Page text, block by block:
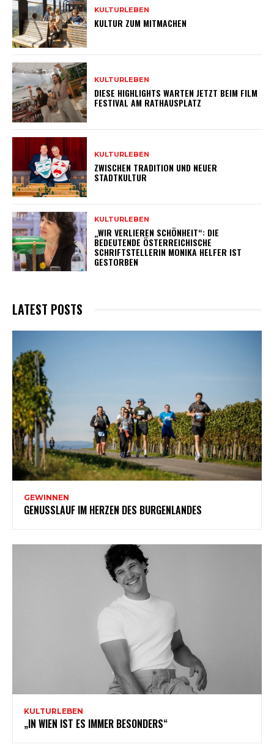
KULTURLEBEN
KULTUR ZUM MITMACHEN
KULTURLEBEN
DIESE HIGHLIGHTS WARTEN JETZT BEIM FILM
FESTIVAL AM RATHAUSPLATZ
KULTURLEBEN
ZWISCHEN TRADITION UND NEUER
STADTKULTUR
KULTURLEBEN
„WIR VERLIEREN SCHÖNHEIT“: DIE
BEDEUTENDE ÖSTERREICHISCHE
SCHRIFTSTELLERIN MONIKA HELFER IST
GESTORBEN
LATEST POSTS
GEWINNEN
GENUSSLAUF IM HERZEN DES BURGENLANDES
KULTURLEBEN
„IN WIEN IST ES IMMER BESONDERS“